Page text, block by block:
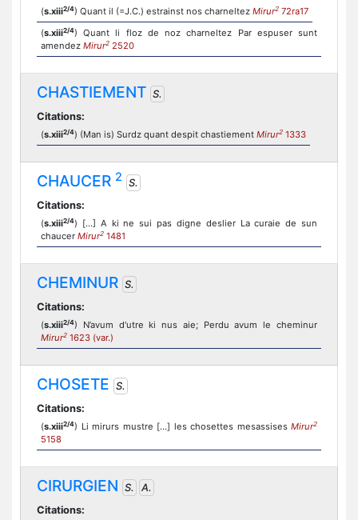
(s.xiii2/4) Quant il (=J.C.) estrainst nos charneltez Mirur2 72ra17
(s.xiii2/4) Quant li floz de noz charneltez Par espuser sunt
amendez Mirur2 2520
CHASTIEMENT S.
Citations:
(s.xiii2/4) (Man is) Surdz quant despit chastiement Mirur2 1333
CHAUCER 2 S.
Citations:
(s.xiii2/4) [...] A ki ne sui pas digne deslier La curaie de sun
chaucer Mirur2 1481
CHEMINUR S.
Citations:
(s.xiii2/4) N’avum d'utre ki nus aie; Perdu avum le cheminur
Mirur2 1623 (var.)
CHOSETE S.
Citations:
(s.xiii2/4) Li mirurs mustre […] les chosettes mesassises Mirur2
5158
CIRURGIEN S.
A.
Citations: